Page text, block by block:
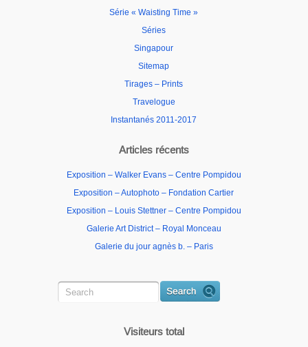
Série « Waisting Time »
Séries
Singapour
Sitemap
Tirages – Prints
Travelogue
Instantanés 2011-2017
Articles récents
Exposition – Walker Evans – Centre Pompidou
Exposition – Autophoto – Fondation Cartier
Exposition – Louis Stettner – Centre Pompidou
Galerie Art District – Royal Monceau
Galerie du jour agnès b. – Paris
Visiteurs total